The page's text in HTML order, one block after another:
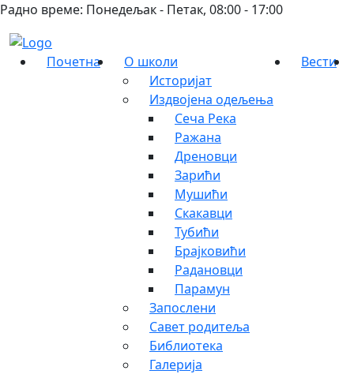
Радно време: Понедељак - Петак, 08:00 - 17:00
Почетна
О школи
Историјат
Издвојена одељења
Сеча Река
Ражана
Дреновци
Зарићи
Мушићи
Скакавци
Тубићи
Брајковићи
Радановци
Парамун
Запослени
Савет родитеља
Библиотека
Галерија
Вести